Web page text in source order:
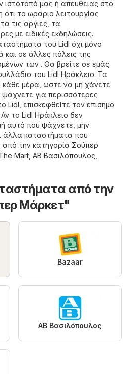
ιστότοπό μας ή απευθείας στο
το ωράριο λειτουργίας
τις αργίες, τα
με ειδικές εκδηλώσεις.
του Lidl όχι μόνο
σε άλλες πόλεις της
των . Θα βρείτε σε εμάς
του Lidl Ηράκλειο. Τα
κάθε μέρα, ώστε να μη χάνετε
για περισσότερες
Lidl, επισκεφθείτε τον επίσημο
Αν το Lidl Ηράκλειο δεν
αυτό που ψάχνετε, μην
άλλα καταστήματα που
από την κατηγορία Σούπερ
Mart ΑΒ Βασιλόπουλος
από την
Μάρκετ"
Bazaar
ΑΒ Βασιλόπουλος